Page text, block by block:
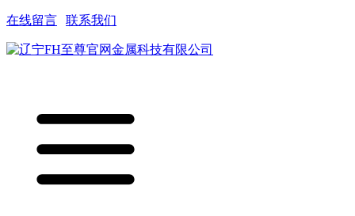
在线留言 联系我们